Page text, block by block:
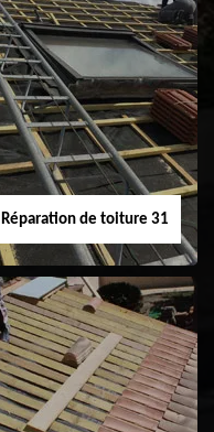
Nettoyage
demoussage de
toiture 31
Réparation de toiture 31
Réparation de
toiture 31